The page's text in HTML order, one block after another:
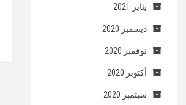
يناير 2021
ديسمبر 2020
نوفمبر 2020
أكتوبر 2020
سبتمبر 2020